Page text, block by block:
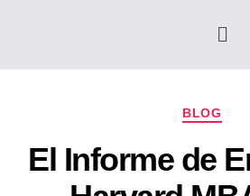
BLOG
El Informe de